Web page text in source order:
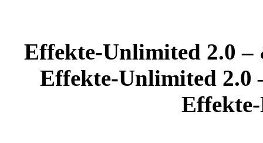
Effekte-Unlimited 2.0 –
Effekte-Unlimited 2.0